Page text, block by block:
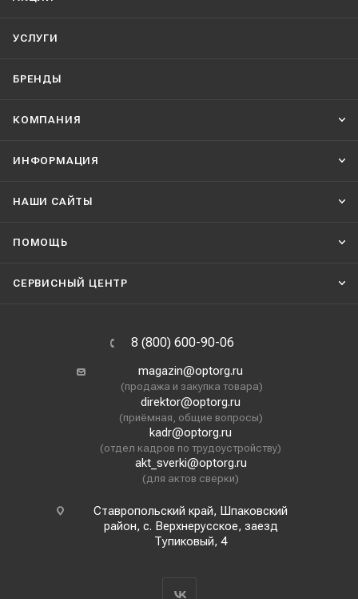
УСЛУГИ
БРЕНДЫ
КОМПАНИЯ
ИНФОРМАЦИЯ
НАШИ CАЙТЫ
ПОМОЩЬ
СЕРВИСНЫЙ ЦЕНТР
8 (800) 600-90-06
magazin@optorg.ru
(продажа и закупка товара)
direktor@optorg.ru
(приёмная, общие вопросы)
kadr@optorg.ru
(отдел кадров по трудоустройству)
akt_sverki@optorg.ru
(для актов сверки)
Ставропольский край, Шпаковский
район, с. Верхнерусское, заезд
Тупиковый, 4